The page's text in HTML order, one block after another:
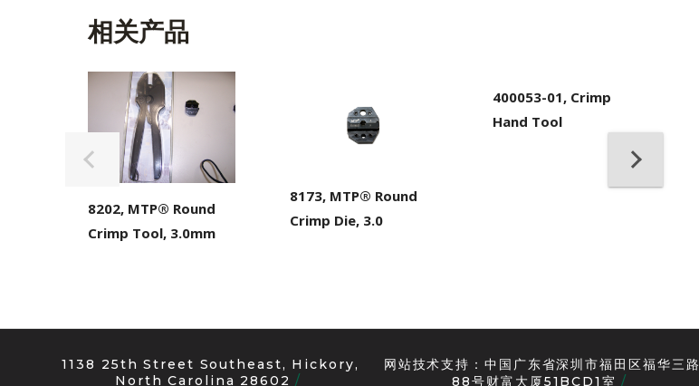
相关产品
8202, MTP® Round
Crimp Tool, 3.0mm
8173, MTP® Round
Crimp Die, 3.0
400053-01, Crimp
Hand Tool
1138 25th Street Southeast, Hickory,
North Carolina 28602
网站技术支持：中国广东省深圳市福田区福华三路
88号财富大厦51BCD1室